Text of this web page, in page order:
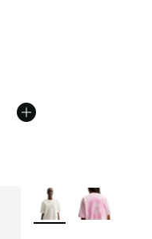
Plus de couleurs